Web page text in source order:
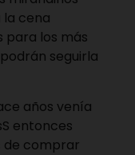
cena
para los más
seguirla
años venía
entonces
de comprar